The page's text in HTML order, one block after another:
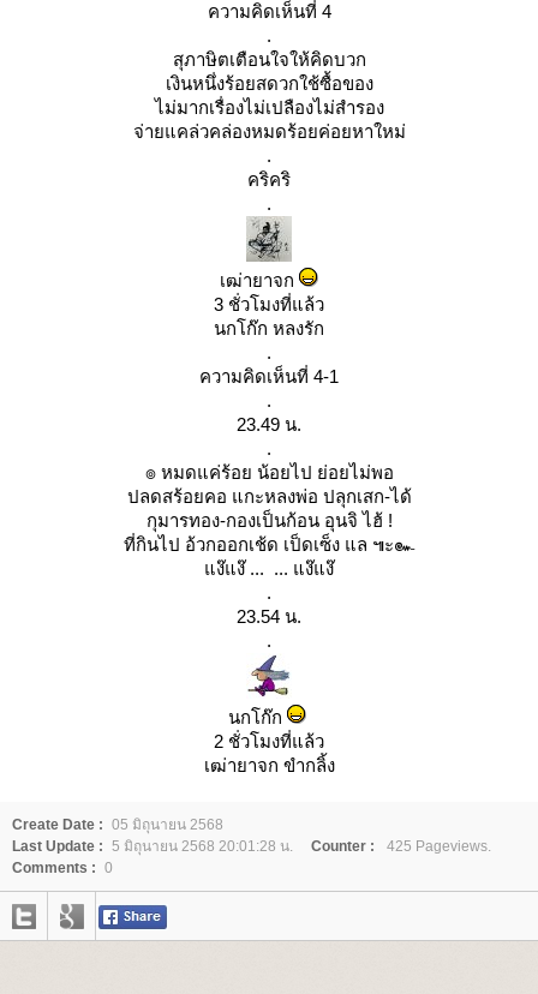
ความคิดเห็นที่ 4
.
สุภาษิตเตือนใจให้คิดบวก
เงินหนึ่งร้อยสดวกใช้ซื้อของ
ไม่มากเรื่องไม่เปลืองไม่สำรอง
จ่ายแคล่วคล่องหมดร้อยค่อยหาใหม่
.
คริคริ
.
เฒ่ายาจก
3 ชั่วโมงที่แล้ว
นกโก๊ก หลงรัก
.
ความคิดเห็นที่ 4-1
.
23.49 น.
.
๏ หมดแค่ร้อย น้อยไป ย่อยไม่พอ
ปลดสร้อยคอ แกะหลงพ่อ ปลุกเสก-ได้
กุมารทอง-กองเป็นก้อน อุนจิ ไฮ้ !
ที่กินไป อ้วกออกเช้ด เป็ดเซ็ง แล ๚ะ๛
ง๊แง๊ ... ... แง๊แง๊
.
23.54 น.
.
นกโก๊ก
2 ชั่วโมงที่แล้ว
เฒ่ายาจก ขำกลิ้ง
Create Date : 05 มิถุนายน 2568
Last Update : 5 มิถุนายน 2568 20:01:28 น. Counter :
425 Pageviews.
Comments : 0